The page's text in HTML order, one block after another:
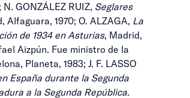
GONZÁLEZ RUIZ, Seglares
Alfaguara, 1970; O. ALZAGA, La
de 1934 en Asturias, Madrid,
Aizpún. Fue ministro de la
Planeta, 1983; J. F. LASSO
España durante la Segunda
a la Segunda República.